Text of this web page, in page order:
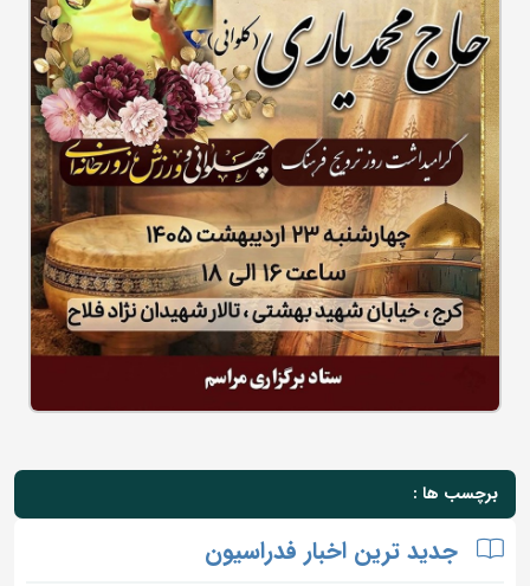
برچسب ها :
جدید ترین اخبار فدراسیون